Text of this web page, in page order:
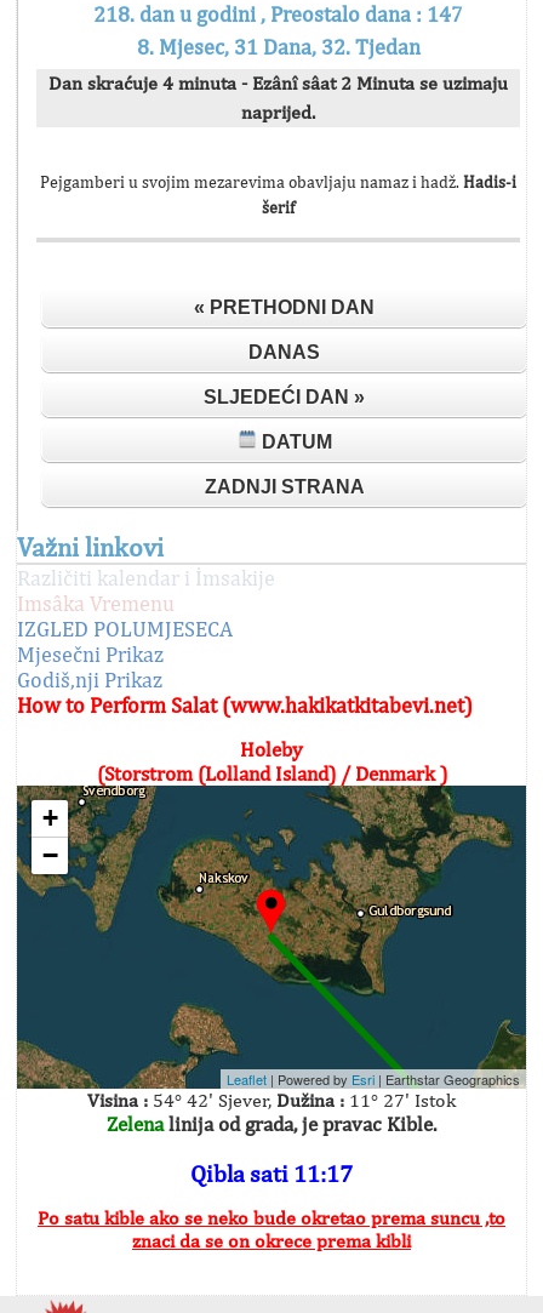
218. dan u godini , Preostalo dana : 147
8. Mjesec, 31 Dana, 32. Tjedan
Dan skraćuje 4 minuta - Ezânî sâat 2 Minuta se uzimaju
naprijed.
Pejgamberi u svojim mezarevima obavljaju namaz i hadž.Hadis-i
šerif
« PRETHODNI DAN
DANAS
SLJEDEĆI DAN »
DATUM
ZADNJI STRANA
Važni linkovi
Različiti kalendar i İmsakije
Imsâka Vremenu
IZGLED POLUMJESECA
Mjesečni Prikaz
Godiš,nji Prikaz
How to Perform Salat (www.hakikatkitabevi.net)
Holeby
(Storstrom (Lolland Island) / Denmark )
+
−
Leaflet | Powered by Esri | Earthstar Geographics
Visina : 54° 42' Sjever, Dužina : 11° 27' Istok
Zelenalinija od grada, je pravac Kible.
Qibla sati 11:17
Po satu kible ako se neko bude okretao prema suncu ,to
znaci da se on okrece prema kibli